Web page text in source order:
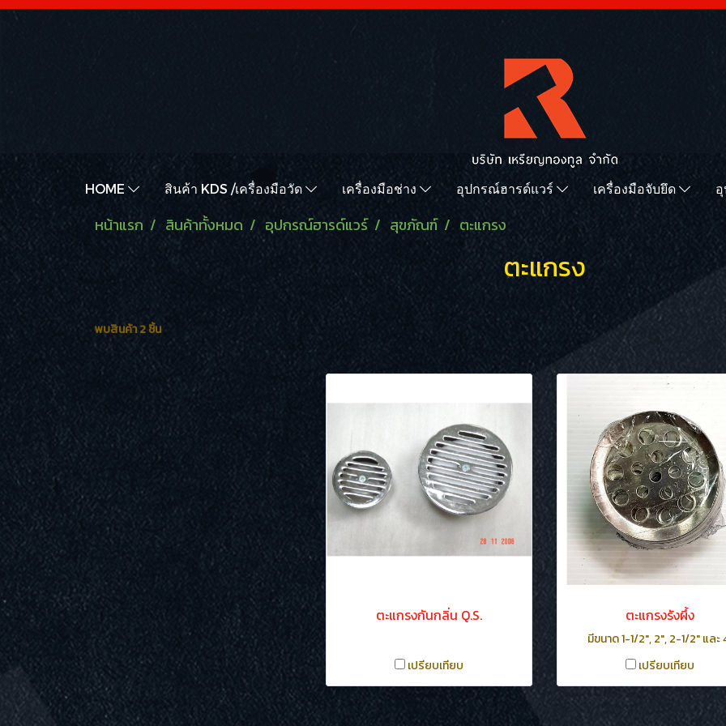
HOME สินค้า KDS /เครื่องมือวัด เครื่องมือช่าง อุปกรณ์ฮารด์แวร์ เครื่องมือจับยึด
หน้าแรก สินค้าทั้งหมด อุปกรณ์ฮารด์แวร์ สุขภัณฑ์ ตะแกรง
ตะแกรง
พบสินค้า 2 ชิ้น
ตะแกรงกันกลิ่น Q.S.
เปรียบเทียบ
ตะแกรงรังผึ้ง
มีขนาด 1-1/2", 2", 2-1/2" และ
เปรียบเทียบ